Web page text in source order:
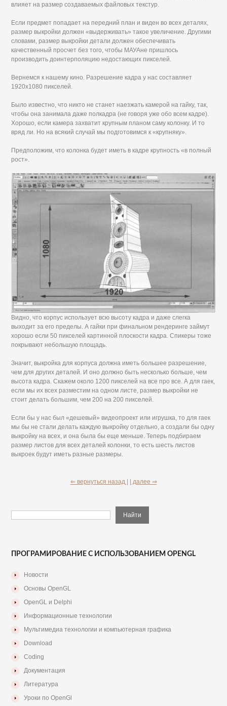
влияет на размер создаваемых файловых текстур.
Если предмет попадает на передний план и виден во всех деталях,
размер выкройки должен «выдерживать» такое увеличение. Другими
словами, размер выкройки детали должен обеспечивать
качественный просчет без того, чтобы МАУАне пришлось
производить доинтерполяцию недостающих пикселей.
Вернемся к нашему кино. Разрешение кадра у нас составляет
1920x1080 пикселей.
Было известно, что никто не станет наезжать камерой на гайку, так,
чтобы она занимала даже полкадра (не говоря уже обо всем кадре).
Хорошо, если камера захватит крупным планом саму колонку. И то
вряд ли. Но на всякий случай мы подготовимся к «крупняку».
Предположим, что колонка будет иметь в кадре крупность «в полный
рост».
Видно, что корпус использует всю высоту кадра и даже слегка
выходит за его пределы. А гайки при финальном рендеринге займут
хорошо если 50 пикселей картинной плоскости кадра. Спикеры тоже
покрывают небольшую площадь.
Значит, выкройка для корпуса должна иметь большее разрешение,
чем для других деталей. И оно должно быть несколько больше, чем
высота кадра. Скажем около 1200 пикселей на все про все. А для гаек,
если мы их всех разместим на одном листе, размер выкройки не
стоит делать большим, чем 200 на 200 пикселей.
Если бы у нас был «дешевый» видеопроект или игрушка, то для гаек
мы бы не стали делать каждую выкройку отдельно, а создали бы одну
выкройку на всех, и она была бы еще меньше. Теперь подбираем
размер листов для всех деталей колонки, то есть шесть листов
выкроек будут иметь разные размеры.
⇐ вернуться назад | | далее ⇒
ПРОГРАМИРОВАНИЕ С ИСПОЛЬЗОВАНИЕМ OPENGL
Новости
Основы OpenGL
OpenGL и Delphi
Информационные технологии
Мультимедиа технологии и компьютерная графика
Download
Coding
Документация
Литература
Уроки по OpenGl